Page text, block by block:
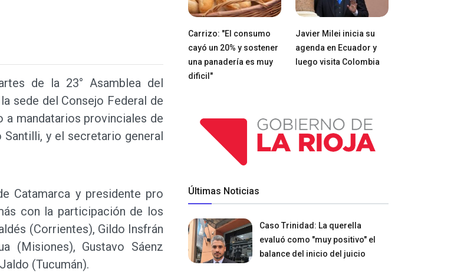
de la 23° Asamblea del
sede del Consejo Federal de
a mandatarios provinciales de
y el secretario general
Catamarca y presidente pro
con la participación de los
(Corrientes), Gildo Insfrán
(Misiones), Gustavo Sáenz
(Tucumán).
Carrizo: "El consumo
cayó un 20% y sostener
una panadería es muy
dificil"
Javier Milei inicia su
agenda en Ecuador y
luego visita Colombia
Últimas Noticias
Caso Trinidad: La querella
evaluó como "muy positivo" el
balance del inicio del juicio